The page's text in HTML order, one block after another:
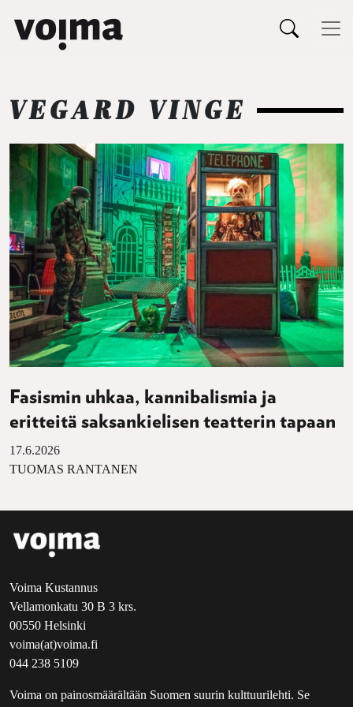
Päävalikko
VEGARD VINGE
Fasismin uhkaa, kannibalismia ja
eritteitä saksankielisen teatterin tapaan
17.6.2026
TUOMAS RANTANEN
Voima Kustannus
Vellamonkatu 30 B 3 krs.
00550 Helsinki
voima(at)voima.fi
044 238 5109
Voima on painosmäärältään Suomen suurin kulttuurilehti. Se